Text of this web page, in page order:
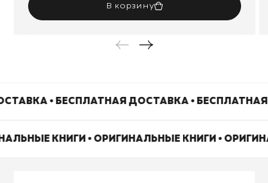
В корзину
• БЕСПЛАТНАЯ ДОСТАВКА •
КНИГИ • ОРИГИНАЛЬНЫЕ КНИГИ •